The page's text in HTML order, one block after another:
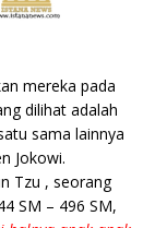
mereka pada
dilihat adalah
sama lainnya
Jokowi.
Tzu , seorang
SM – 496 SM,